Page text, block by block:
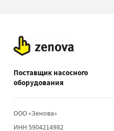
Поставщик насосного
оборудования
ООО «Зенова»
ИНН 5904214982